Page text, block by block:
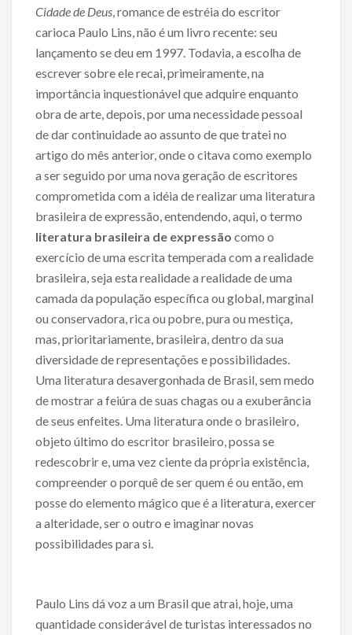
o
o
k
Cidade de Deus, romance de estréia do escritor
carioca Paulo Lins, não é um livro recente: seu
lançamento se deu em 1997. Todavia, a escolha de
escrever sobre ele recai, primeiramente, na
importância inquestionável que adquire enquanto
obra de arte, depois, por uma necessidade pessoal
de dar continuidade ao assunto de que tratei no
artigo do mês anterior, onde o citava como exemplo
a ser seguido por uma nova geração de escritores
comprometida com a idéia de realizar uma literatura
brasileira de expressão, entendendo, aqui, o termo
literatura brasileira de expressão como o
exercício de uma escrita temperada com a realidade
brasileira, seja esta realidade a realidade de uma
camada da população específica ou global, marginal
ou conservadora, rica ou pobre, pura ou mestiça,
mas, prioritariamente, brasileira, dentro da sua
diversidade de representações e possibilidades.
Uma literatura desavergonhada de Brasil, sem medo
de mostrar a feiúra de suas chagas ou a exuberância
de seus enfeites. Uma literatura onde o brasileiro,
objeto último do escritor brasileiro, possa se
redescobrir e, uma vez ciente da própria existência,
compreender o porquê de ser quem é ou então, em
posse do elemento mágico que é a literatura, exercer
a alteridade, ser o outro e imaginar novas
possibilidades para si.
Paulo Lins dá voz a um Brasil que atrai, hoje, uma
quantidade considerável de turistas interessados no